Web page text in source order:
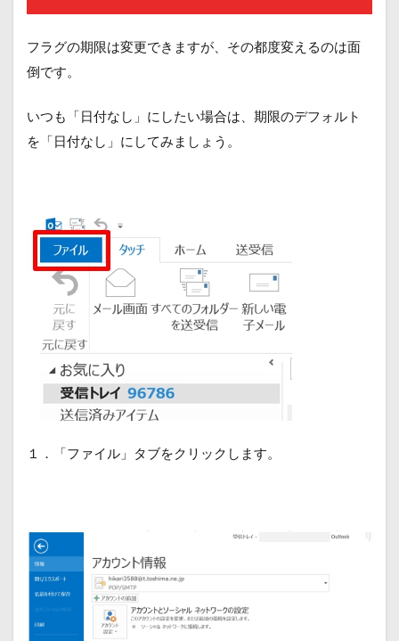
フラグの期限は変更できますが、その都度変えるのは面
倒です。
いつも「日付なし」にしたい場合は、期限のデフォルト
を「日付なし」にしてみましょう。
１．「ファイル」タブをクリックします。